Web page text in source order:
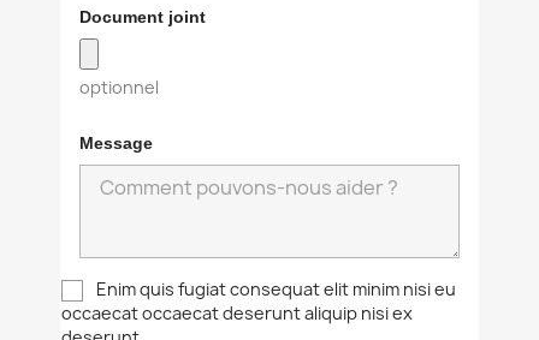
Document joint
optionnel
Message
Enim quis fugiat consequat elit minim nisi eu
occaecat occaecat deserunt aliquip nisi ex